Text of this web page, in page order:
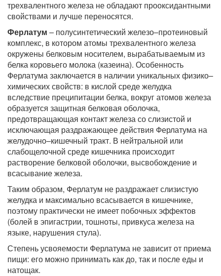
трехвалентного железа не обладают прооксидантными
свойствами и лучше переносятся.
Ферлатум – полусинтетический железо–протеиновый
комплекс, в котором атомы трехвалентного железа
окружены белковым носителем, вырабатываемым из
белка коровьего молока (казеина). Особенность
Ферлатума заключается в наличии уникальных физико–
химических свойств: в кислой среде желудка
вследствие преципитации белка, вокруг атомов железа
образуется защитная белковая оболочка,
предотвращающая контакт железа со слизистой и
исключающая раздражающее действия Ферлатума на
желудочно–кишечный тракт. В нейтральной или
слабощелочной среде кишечника происходит
растворение белковой оболочки, высвобождение и
всасывание железа.
Таким образом, Ферлатум не раздражает слизистую
желудка и максимально всасывается в кишечнике,
поэтому практически не имеет побочных эффектов
(болей в эпигастрии, тошноты, привкуса железа на
языке, нарушения стула).
Степень усвояемости Ферлатума не зависит от приема
пищи: его можно принимать как до, так и после еды и
натощак.